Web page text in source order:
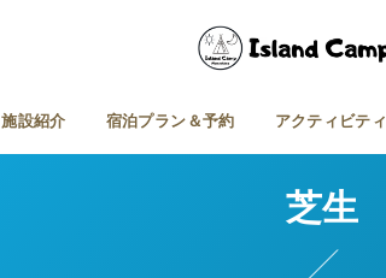
施設紹介 宿泊プラン＆予約 アクティビティ
芝生